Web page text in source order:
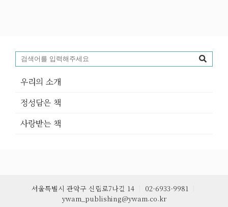
우리의 소개
정성담은 책
사랑받는 책
서울특별시 관악구 신림로7나길 14 02-6933-9981
ywam_publishing@ywam.co.kr